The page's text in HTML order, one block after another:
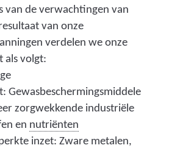
r
c
o
van de verwachtingen van
van onze
verdelen we onze
als volgt:
Gewasbeschermingsmiddele
zorgwekkende industriële
en nutriënten(
v
inzet: Zware metalen,